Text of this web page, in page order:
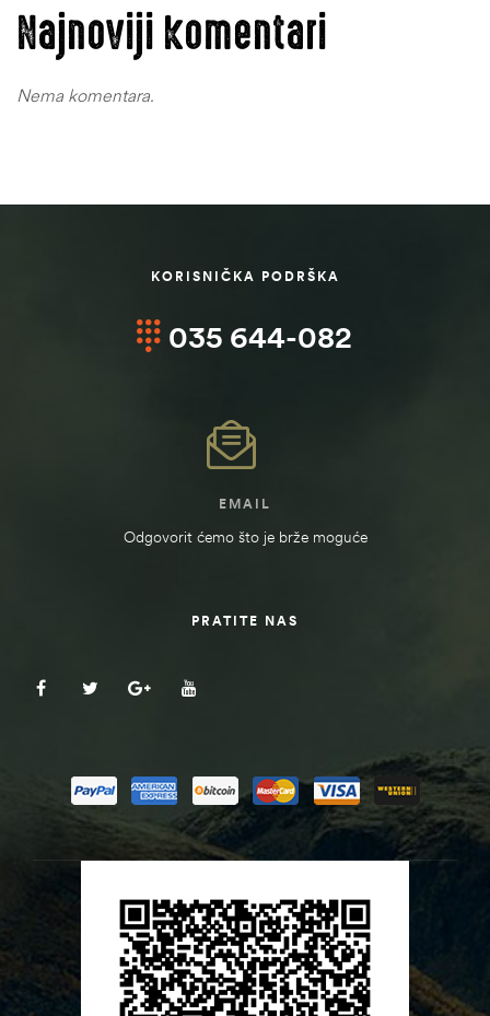
Najnoviji komentari
Nema komentara.
KORISNIČKA PODRŠKA
035 644-082
EMAIL
Odgovorit ćemo što je brže moguće
PRATITE NAS